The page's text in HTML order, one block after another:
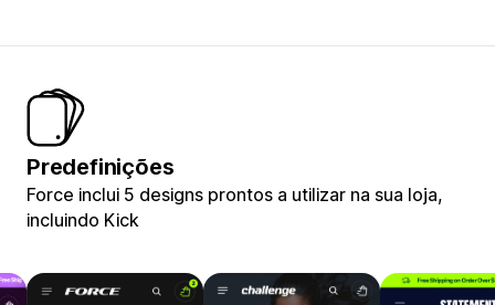
Predefinições
Force inclui 5 designs prontos a utilizar na sua loja,
incluindo Kick